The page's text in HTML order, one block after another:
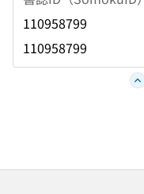
110958799
110958799